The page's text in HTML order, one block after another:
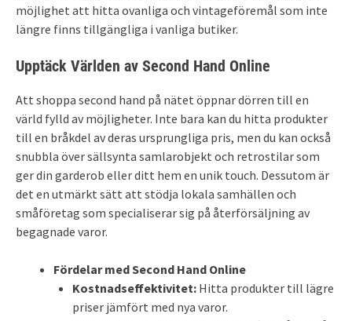
möjlighet att hitta ovanliga och vintageföremål som inte
längre finns tillgängliga i vanliga butiker.
Upptäck Världen av Second Hand Online
Att shoppa second hand på nätet öppnar dörren till en
värld fylld av möjligheter. Inte bara kan du hitta produkter
till en bråkdel av deras ursprungliga pris, men du kan också
snubbla över sällsynta samlarobjekt och retrostilar som
ger din garderob eller ditt hem en unik touch. Dessutom är
det en utmärkt sätt att stödja lokala samhällen och
småföretag som specialiserar sig på återförsäljning av
begagnade varor.
Fördelar med Second Hand Online
Kostnadseffektivitet: Hitta produkter till lägre
priser jämfört med nya varor.